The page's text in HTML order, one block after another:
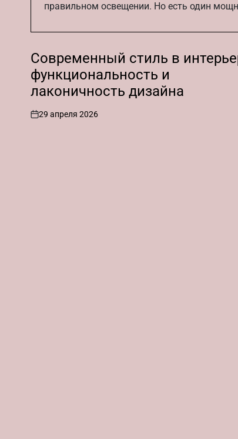
правильном освещении. Но есть один
Современный стиль в
функциональность и
лаконичность дизайна
on
29 апреля 2026